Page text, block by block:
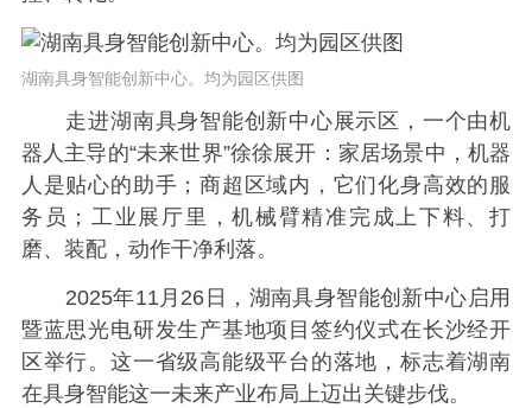
湖南具身智能创新中心。均为园区供图
走进湖南具身智能创新中心展示区，一个由机
器人主导的“未来世界”徐徐展开：家居场景中，机器
人是贴心的助手；商超区域内，它们化身高效的服
务员；工业展厅里，机械臂精准完成上下料、打
磨、装配，动作干净利落。
2025年11月26日，湖南具身智能创新中心启用
暨蓝思光电研发生产基地项目签约仪式在长沙经开
区举行。这一省级高能级平台的落地，标志着湖南
在具身智能这一未来产业布局上迈出关键步伐。